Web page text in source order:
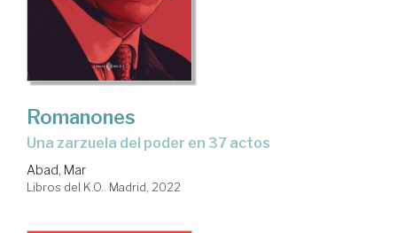
Romanones
una zarzuela del poder en 37 actos
Abad, Mar
Libros del K.O.. Madrid, 2022